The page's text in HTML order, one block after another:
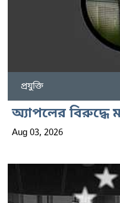
প্রযুক্তি
অ্যাপলের বিরুদ্ধে
Aug 03, 2026